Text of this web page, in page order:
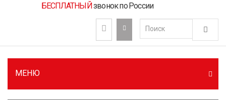
БЕСПЛАТНЫЙзвонок по России
МЕНЮ